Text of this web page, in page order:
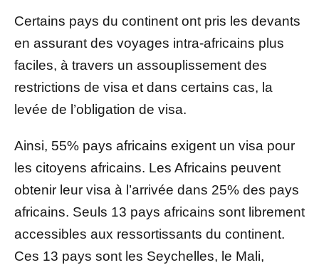
Certains pays du continent ont pris les devants
en assurant des voyages intra-africains plus
faciles, à travers un assouplissement des
restrictions de visa et dans certains cas, la
levée de l’obligation de visa.
Ainsi, 55% pays africains exigent un visa pour
les citoyens africains. Les Africains peuvent
obtenir leur visa à l’arrivée dans 25% des pays
africains. Seuls 13 pays africains sont librement
accessibles aux ressortissants du continent.
Ces 13 pays sont les Seychelles, le Mali,